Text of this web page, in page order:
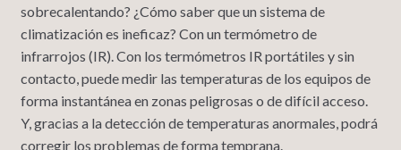
sobrecalentando? ¿Cómo saber que un sistema de
climatización es ineficaz? Con un termómetro de
infrarrojos (IR). Con los termómetros IR portátiles y sin
contacto, puede medir las temperaturas de los equipos de
forma instantánea en zonas peligrosas o de difícil acceso.
Y, gracias a la detección de temperaturas anormales, podrá
corregir los problemas de forma temprana.